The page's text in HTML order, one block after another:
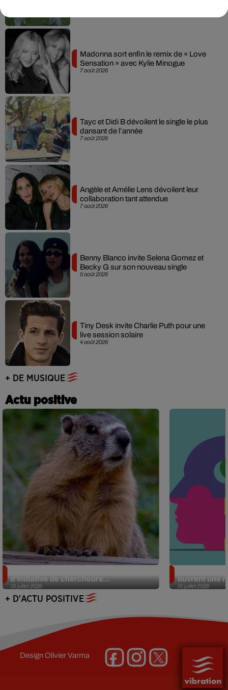
7 août 2026
Madonna sort enfin le remix de « Love
Sensation » avec Kylie Minogue
7 août 2026
Tayc et Didi B dévoilent le single le plus
dansant de l’année
7 août 2026
Angèle et Amélie Lens dévoilent leur
collaboration tant attendue
5 août 2026
Benny Blanco invite Selena Gomez et
Becky G sur son nouveau single
4 août 2026
Tiny Desk invite Charlie Puth pour une
live session solaire
+ DE MUSIQUE
Actu positive
31 juillet 2026
d’initiative de chercheurs...
31 juillet 2026
ouvrent une
+ D'ACTU POSITIVE
DesignOlivier Varma